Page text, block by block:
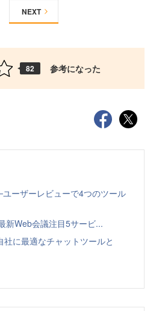
NEXT
82 参考になった
ーザーレビューで4つのツール
Web会議注目5サービ...
に最適なチャットツールと